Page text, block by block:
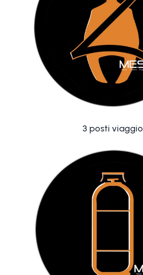
3 posti viaggio